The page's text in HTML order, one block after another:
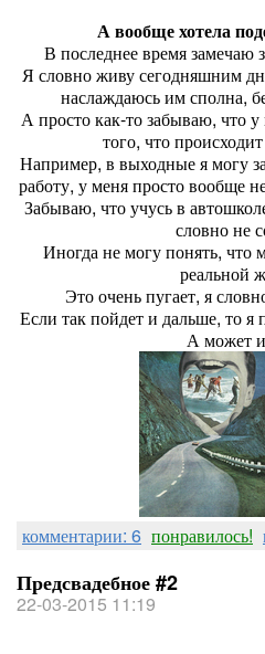
А вообще хотела
В последнее время замечаю
Я словно живу сегодняшним
наслаждаюсь им сполна,
А просто как-то забываю, что
того, что
Например, в выходные я могу
работу, у меня просто вообще
Забываю, что учусь в
словно не
Иногда не могу понять, что
реальной
Это очень пугает, я
Если так пойдет и дальше, то я
А может
комментарии: 6 понравилось!
Предсвадебное #2
22-03-2015 11:19